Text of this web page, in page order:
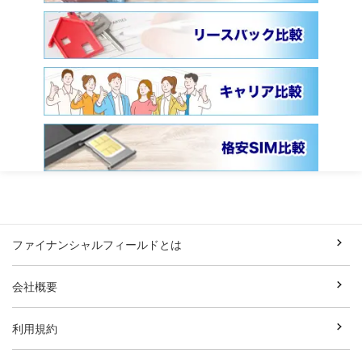
ファイナンシャルフィールドとは
会社概要
利用規約